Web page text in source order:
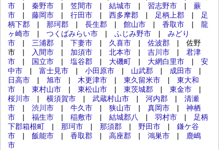
市 | 秦野市 | 笠間市 | 結城市 | 習志野市 | 蕨
市 | 藤岡市 | 行田市 | 西多摩郡 | 足柄上郡 |
足
柄下郡 | 那珂郡 | 長生郡 | 館山市 | 香取市 | 龍
ヶ崎市 | つくばみらい市 | ふじみ野市 | みどり
市 | 三浦郡 | 下妻市 | 久喜市 | 佐波郡 | 佐野
市 |
入間市 | 加須市 | 北本市 | 吉川市 | 君津
市 | 国立市 | 塩谷郡 | 大磯町 | 大網白里市 | 安
中市 | 富士見市 | 小田原市 | 山武郡 | 成田市 |
日高市 | 旭市 | 木更津市 | 東久留米市 | 東大和
市 | 東村山市 | 東松山市 | 東茨城郡 | 東金市 |
桜川市 | 横須賀市 | 武蔵村山市 | 河内郡 | 清瀬
市 | 渋川市 | 牛久市 | 狭山市 | 真岡市 | 神栖
市 | 福生市 | 稲敷市 | 結城郡八 | 羽村市 |
足柄
下郡箱根町 | 那珂市 | 那須郡 | 野田市 | 鎌ケ谷
市 | 飯能市 | 香取郡 | 高座郡 | 鴻巣市 |
鹿嶋
市